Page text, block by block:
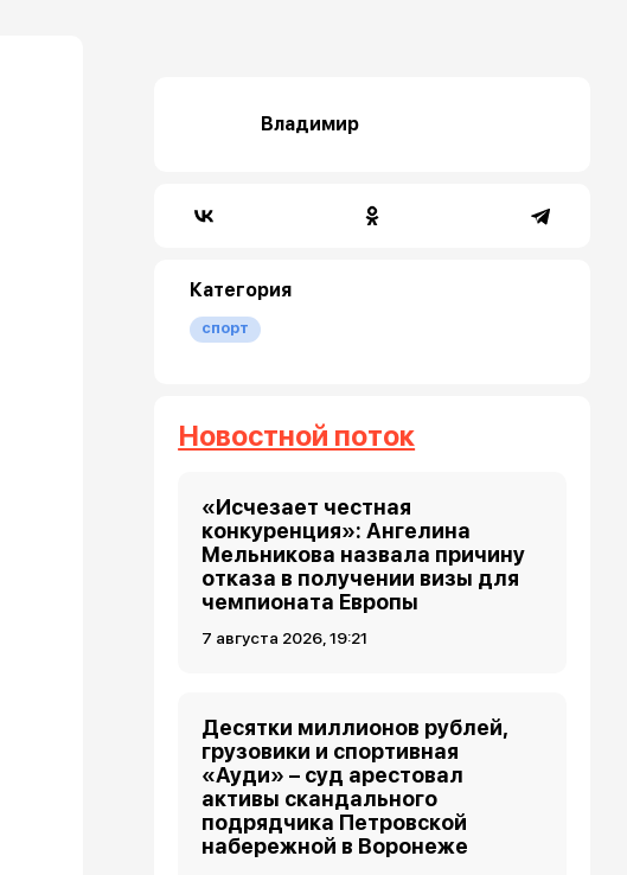
Владимир
Категория
спорт
Новостной поток
«Исчезает честная
конкуренция»: Ангелина
Мельникова назвала причину
отказа в получении визы для
чемпионата Европы
7 августа 2026, 19:21
Десятки миллионов рублей,
грузовики и спортивная
«Ауди» – суд арестовал
активы скандального
подрядчика Петровской
набережной в Воронеже